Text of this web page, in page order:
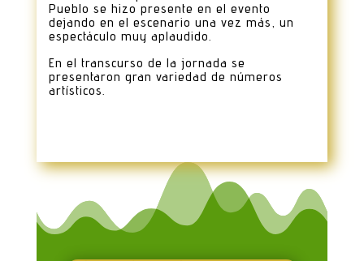
Pueblo se hizo presente en el evento
dejando en el escenario una vez más, un
espectáculo muy aplaudido.
En el transcurso de la jornada se
presentaron gran variedad de números
artísticos.